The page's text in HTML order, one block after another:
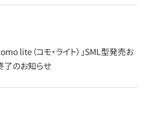
lite（コモ・ライト）」SML型発売お
了のお知らせ